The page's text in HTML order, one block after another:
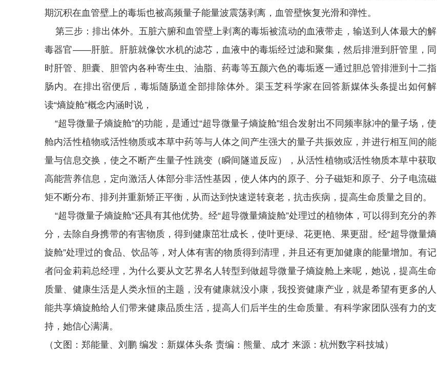
期沉积在血管壁上的毒垢也被高频量子能量波震荡剥离，血管壁恢复光滑和弹性。
第三步：排出体外。五脏六腑和血管壁上剥离的毒垢被流动的血液带走，输送到人体最大的解
毒器官——肝脏。肝脏就像饮水机的滤芯，血液中的毒垢经过滤和聚集，然后排泄到肝管里，同
时肝管、胆囊、胆管内各种寄生虫、油脂、药毒等五颜六色的毒垢逐一通过胆总管排泄到十二指
肠内。在排出宿便后，毒垢随肠道全部排除体外。渠玉芝科学家在回答新媒体头条提出如何解
读“熵旋舱”概念内涵时说，
“超导微量子熵旋舱”的功能，是通过“超导微量子熵旋舱”组合发射出不同频率脉冲的量子场，使
舱内活性植物或活性物质或本草中药等与人体之间产生强大的量子共振效应，并进行相互间的能
量与信息交换，使之不断产生量子性跳变（瞬间隧道反应），从活性植物或活性物质本草中获取
高能营养信息，定向激活人体部分非活性基因，使人体内的原子、分子磁矩和原子、分子电流磁
矩不断分布、排列并重新矫正平衡，从而达到快速逆转衰老，抗击疾病，提高生命质量之目的。
“超导微量子熵旋舱”还具有其他优势。经“超导微量熵旋舱”处理过的植物体，可以得到充分的养
分，去除自身携带的有害物质，得到健康茁壮成长，使叶更绿、花更艳、果更甜。经“超导微量熵
旋舱”处理过的食品、饮品等，对人体有害的物质得到清理，并且还有更加健康的能量增加。有记
者问金莉莉总经理，为什么要从文艺界名人转型到做超导微量子熵旋舱上来呢，她说，提高生命
质量、健康生活是人类永恒的主题，没有健康就没小康，我投资健康产业，就是希望有更多的人
能共享熵旋舱给人们带来健康品质生活，提高人们后半生的生命质量。有科学家团队强有力的支
持，她信心满满。
（文图：郑能量、刘鹏 编发：新媒体头条 责编：熊量、成才 来源：杭州数字科技城）